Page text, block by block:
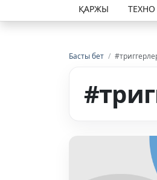
ҚАРЖЫ
ТЕХНО
Басты бет /